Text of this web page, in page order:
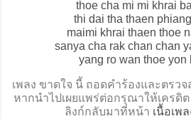
thoe cha mi mi khrai
thi dai tha thaen
maimi khrai thaen thoe
sanya cha rak chan chan
yang ro wan thoe yon
เพลง ขาดใจ นี้ ถอดคำร้องและตรว
หากนำไปเผยแพร่ต่อกรุณาให้เครดิ
ลิงก์กลับมาที่หน้า เนื้อเพ